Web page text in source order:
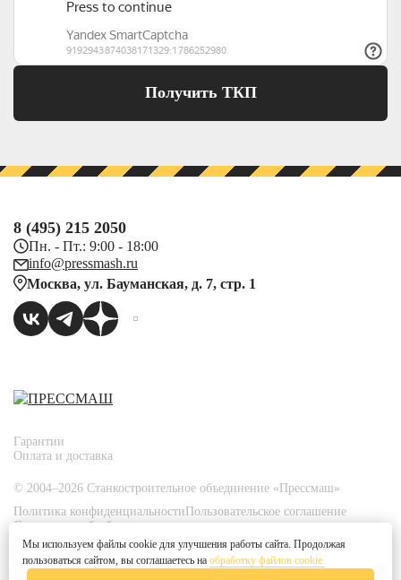
Получить ТКП
8 (495) 215 2050
Пн. - Пт.: 9:00 - 18:00
info@pressmash.ru
Москва, ул. Бауманская, д. 7, стр. 1
Гарантии
Оплата и доставка
© 2004–2026 Станкостроительное объединение «Прессмаш»
Политика конфиденциальностиПользовательское соглашение
Согласие на обработку персональных данных
Политика использования файлов Cookies
Согласие на получение рекламных рассылок
Согласие на распространение персональных данных
Мы используем файлы cookie для улучшения работы сайта. Продолжая
пользоваться сайтом, вы соглашаетесь на обработку файлов cookie.